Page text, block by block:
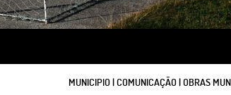
MUNICIPIO | COMUNICAÇÃO | OBRAS